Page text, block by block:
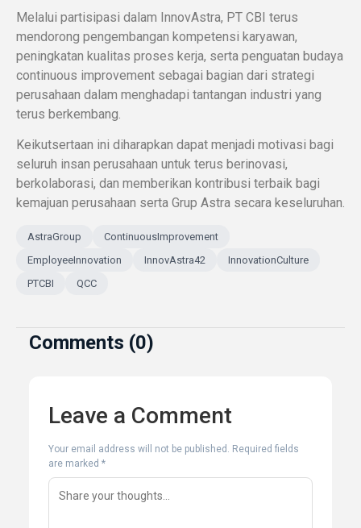
Melalui partisipasi dalam InnovAstra, PT CBI terus
mendorong pengembangan kompetensi karyawan,
peningkatan kualitas proses kerja, serta penguatan budaya
continuous improvement sebagai bagian dari strategi
perusahaan dalam menghadapi tantangan industri yang
terus berkembang.
Keikutsertaan ini diharapkan dapat menjadi motivasi bagi
seluruh insan perusahaan untuk terus berinovasi,
berkolaborasi, dan memberikan kontribusi terbaik bagi
kemajuan perusahaan serta Grup Astra secara keseluruhan.
AstraGroup
ContinuousImprovement
EmployeeInnovation
InnovAstra42
InnovationCulture
PTCBI
QCC
Comments (0)
Leave a Comment
Your email address will not be published.
Required fields
are marked *